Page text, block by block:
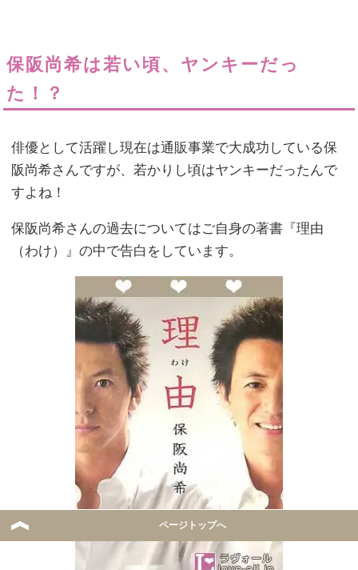
保阪尚希は若い頃、ヤンキーだっ
た！？
俳優として活躍し現在は通販事業で大成功している保
阪尚希さんですが、若かりし頃はヤンキーだったんで
すよね！
保阪尚希さんの過去についてはご自身の著書『理由
（わけ）』の中で告白をしています。
ページトップへ